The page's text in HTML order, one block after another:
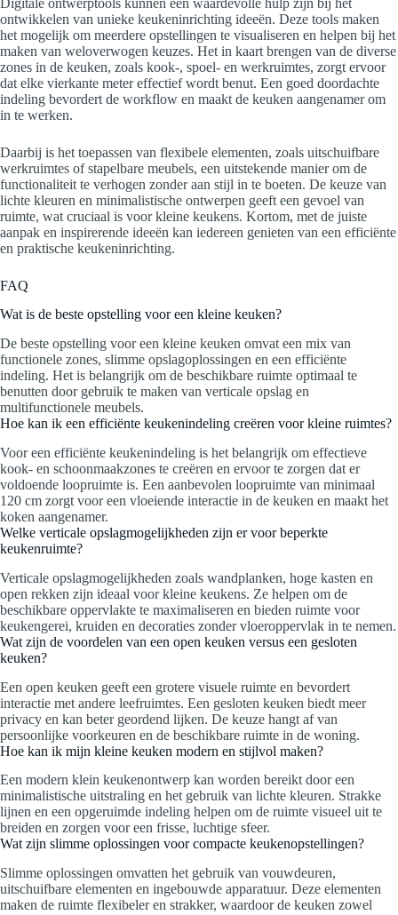
ontwikkelen van unieke keukeninrichting ideeën. Deze tools maken
het mogelijk om meerdere opstellingen te visualiseren en helpen bij het
maken van weloverwogen keuzes. Het in kaart brengen van de diverse
zones in de keuken, zoals kook-, spoel- en werkruimtes, zorgt ervoor
dat elke vierkante meter effectief wordt benut. Een goed doordachte
indeling bevordert de workflow en maakt de keuken aangenamer om
in te werken.
Daarbij is het toepassen van flexibele elementen, zoals uitschuifbare
werkruimtes of stapelbare meubels, een uitstekende manier om de
functionaliteit te verhogen zonder aan stijl in te boeten. De keuze van
lichte kleuren en minimalistische ontwerpen geeft een gevoel van
ruimte, wat cruciaal is voor kleine keukens. Kortom, met de juiste
aanpak en inspirerende ideeën kan iedereen genieten van een efficiënte
en praktische keukeninrichting.
FAQ
Wat is de beste opstelling voor een kleine keuken?
De beste opstelling voor een kleine keuken omvat een mix van
functionele zones, slimme opslagoplossingen en een efficiënte
indeling. Het is belangrijk om de beschikbare ruimte optimaal te
benutten door gebruik te maken van verticale opslag en
multifunctionele meubels.
Hoe kan ik een efficiënte keukenindeling creëren voor kleine ruimtes?
Voor een efficiënte keukenindeling is het belangrijk om effectieve
kook- en schoonmaakzones te creëren en ervoor te zorgen dat er
voldoende loopruimte is. Een aanbevolen loopruimte van minimaal
120 cm zorgt voor een vloeiende interactie in de keuken en maakt het
koken aangenamer.
Welke verticale opslagmogelijkheden zijn er voor beperkte
keukenruimte?
Verticale opslagmogelijkheden zoals wandplanken, hoge kasten en
open rekken zijn ideaal voor kleine keukens. Ze helpen om de
beschikbare oppervlakte te maximaliseren en bieden ruimte voor
keukengerei, kruiden en decoraties zonder vloeroppervlak in te nemen.
Wat zijn de voordelen van een open keuken versus een gesloten
keuken?
Een open keuken geeft een grotere visuele ruimte en bevordert
interactie met andere leefruimtes. Een gesloten keuken biedt meer
privacy en kan beter geordend lijken. De keuze hangt af van
persoonlijke voorkeuren en de beschikbare ruimte in de woning.
Hoe kan ik mijn kleine keuken modern en stijlvol maken?
Een modern klein keukenontwerp kan worden bereikt door een
minimalistische uitstraling en het gebruik van lichte kleuren. Strakke
lijnen en een opgeruimde indeling helpen om de ruimte visueel uit te
breiden en zorgen voor een frisse, luchtige sfeer.
Wat zijn slimme oplossingen voor compacte keukenopstellingen?
Slimme oplossingen omvatten het gebruik van vouwdeuren,
uitschuifbare elementen en ingebouwde apparatuur. Deze elementen
maken de ruimte flexibeler en strakker, waardoor de keuken zowel